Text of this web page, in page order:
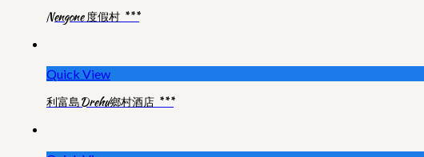
Nengone 度假村 ***
Quick View
利富島Drehu鄉村酒店 ***